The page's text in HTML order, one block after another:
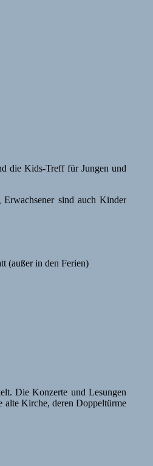
die Kids-Treff für Jungen und
sind auch Kinder
(außer in den Ferien)
Die Konzerte und Lesungen
alte Kirche, deren Doppeltürme